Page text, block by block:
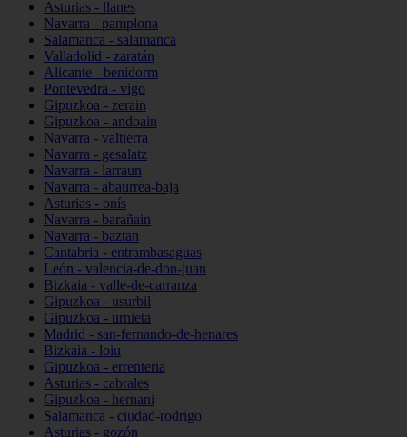
Asturias - llanes
Navarra - pamplona
Salamanca - salamanca
Valladolid - zaratán
Alicante - benidorm
Pontevedra - vigo
Gipuzkoa - zerain
Gipuzkoa - andoain
Navarra - valtierra
Navarra - gesalatz
Navarra - larraun
Navarra - abaurrea-baja
Asturias - onís
Navarra - barañain
Navarra - baztan
Cantabria - entrambasaguas
León - valencia-de-don-juan
Bizkaia - valle-de-carranza
Gipuzkoa - usurbil
Gipuzkoa - urnieta
Madrid - san-fernando-de-henares
Bizkaia - loiu
Gipuzkoa - errenteria
Asturias - cabrales
Gipuzkoa - hernani
Salamanca - ciudad-rodrigo
Asturias - gozón